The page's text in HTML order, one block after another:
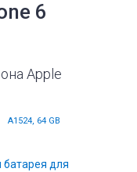
или серию
6
Apple
A1524, 64 GB
батарея для